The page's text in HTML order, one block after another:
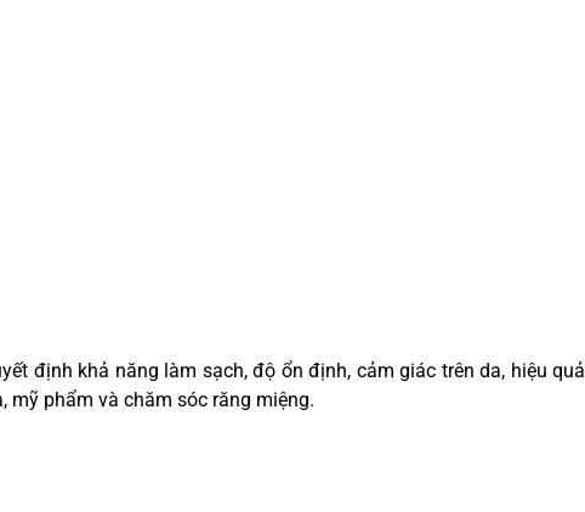
định khả năng làm sạch, độ ổn định, cảm giác trên da, hiệu quả
phẩm và chăm sóc răng miệng.